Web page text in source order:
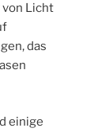
Licht
das
einige